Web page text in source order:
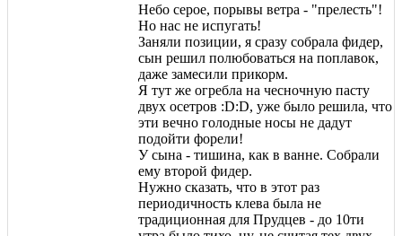
Небо серое, порывы ветра - "прелесть"!
Но нас не испугать!
Заняли позиции, я сразу собрала фидер,
сын решил полюбоваться на поплавок,
даже замесили прикорм.
Я тут же огребла на чесночную пасту
двух осетров :D:D, уже было решила, что
эти вечно голодные носы не дадут
подойти форели!
У сына - тишина, как в ванне. Собрали
ему второй фидер.
Нужно сказать, что в этот раз
периодичность клева была не
традиционная для Прудцев - до 10ти